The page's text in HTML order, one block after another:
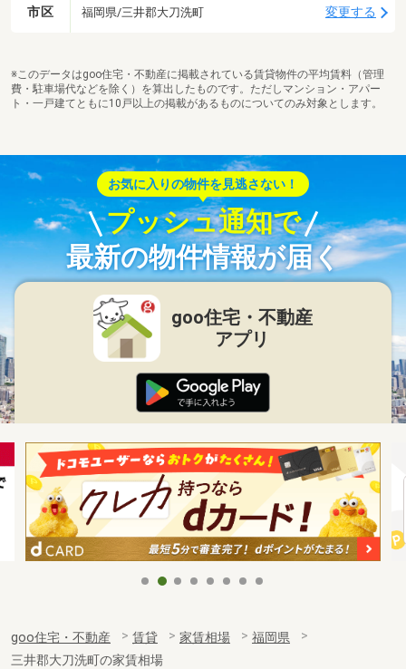
市区 福岡県/三井郡大刀洗町 変更する
※このデータはgoo住宅・不動産に掲載されている賃貸物件の平均賃料（管理
費・駐車場代などを除く）を算出したものです。ただしマンション・アパー
ト・一戸建てともに10戸以上の掲載があるものについてのみ対象とします。
お気に入りの物件を見逃さない！
プッシュ通知で
最新の物件情報が届く
goo住宅・不動産
アプリ
goo住宅・不動産 賃貸 家賃相場
福岡県
三井郡大刀洗町の家賃相場